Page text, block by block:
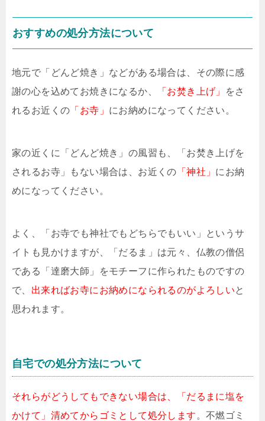
おすすめの処分方法について
地元で「どんど焼き」などがある場合は、その際に感
謝の心を込めてお焼きになるか、
「お焚き上げ」
をさ
れるお近くの 「お寺」 にお納めになってください。
家の近くに「どんど焼き」の風習も、「お焚き上げを
されるお寺」もない場合は、お近くの 「神社」 にお納
めになってください。
よく、「お寺でも神社でもどちらでもいい」というサ
イトも見かけますが、「だるま」は元々、仏教の僧侶
である「達磨大師」をモチーフに作られたものですの
で、 出来ればお寺にお納めになられるのがよろしいと
思われます。
自宅での処分方法について
それらがどうしてもできない場合は、「だるまに塩を
かけて」清めてからゴミとして処分します 。不燃ゴミ